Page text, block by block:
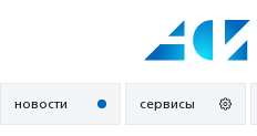
новости сервисы